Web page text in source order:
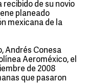
de su novio
planeado
mexicana de la
Andrés Conesa
Aeroméxico, el
de 2008
que pasaron